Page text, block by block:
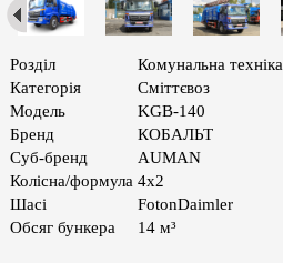
Розділ
Комунальна техніка
Категорія
Сміттєвоз
Модель
KGB-140
Бренд
КОБАЛЬТ
Суб-бренд
AUMAN
Колiсна/формула 4х2
Шасі
FotonDaimler
Обсяг бункера
14 м³